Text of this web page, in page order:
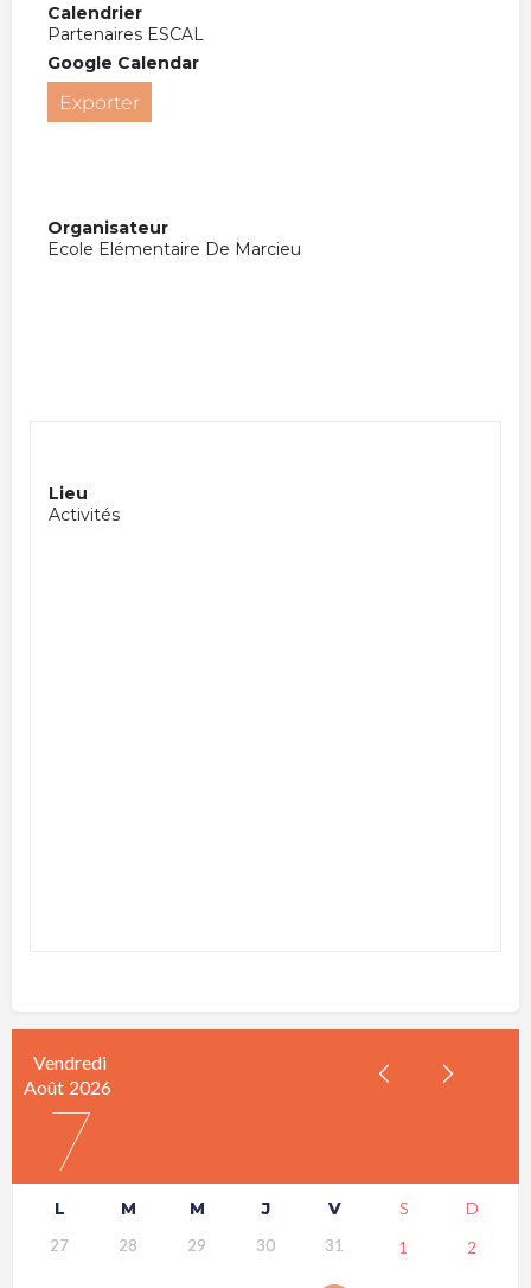
Calendrier
Partenaires ESCAL
Google Calendar
Exporter
Organisateur
Ecole Elémentaire De Marcieu
Lieu
Activités
Vendredi
Août 2026
7
L M M J V S D
27 28 29 30 31 1 2